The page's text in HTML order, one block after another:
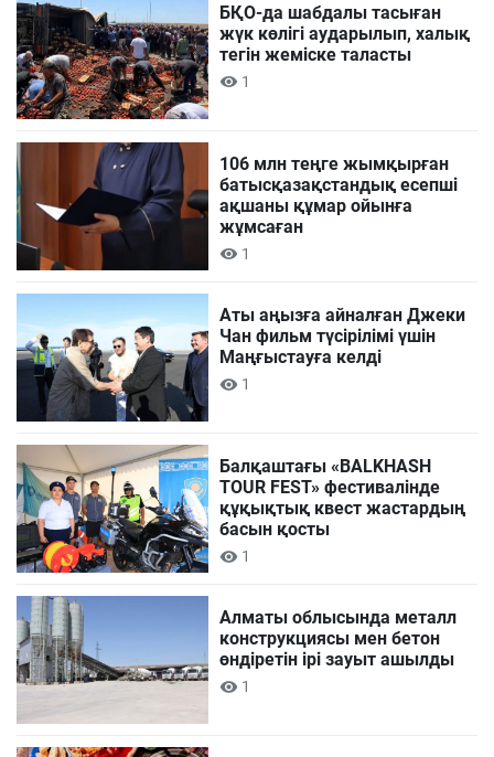
БҚО-да шабдалы тасыған
жүк көлігі аударылып, халық
тегін жеміске таласты
1
106 млн теңге жымқырған
батысқазақстандық есепші
ақшаны құмар ойынға
жұмсаған
1
Аты аңызға айналған Джеки
Чан фильм түсірілімі үшін
Маңғыстауға келді
1
Балқаштағы «BALKHASH
TOUR FEST» фестивалінде
құқықтық квест жастардың
басын қосты
1
Алматы облысында металл
конструкциясы мен бетон
өндіретін ірі зауыт ашылды
1